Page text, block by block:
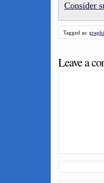
Consider
Tagged as:
Leave a